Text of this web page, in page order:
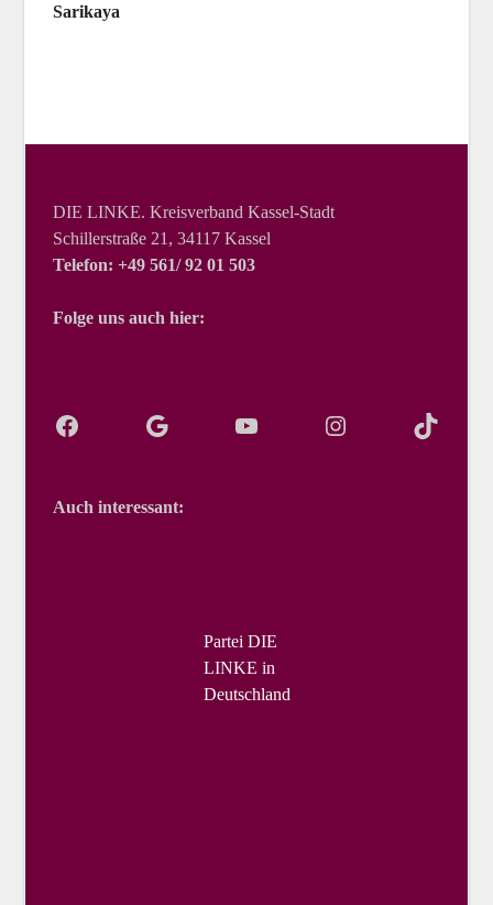
Sarikaya
DIE LINKE. Kreisverband Kassel-Stadt
Schillerstraße 21, 34117 Kassel
Telefon: +49 561/ 92 01 503
Folge uns auch hier:
Auch interessant:
Partei DIE
LINKE in
Deutschland